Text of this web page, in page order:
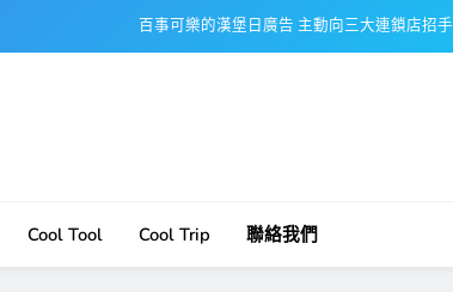
百事可樂的漢堡日廣告 主動向三大連鎖店招手
百事可樂的漢堡日廣告 主動向三大連鎖店招手
Cool Tool Cool Trip 聯絡我們